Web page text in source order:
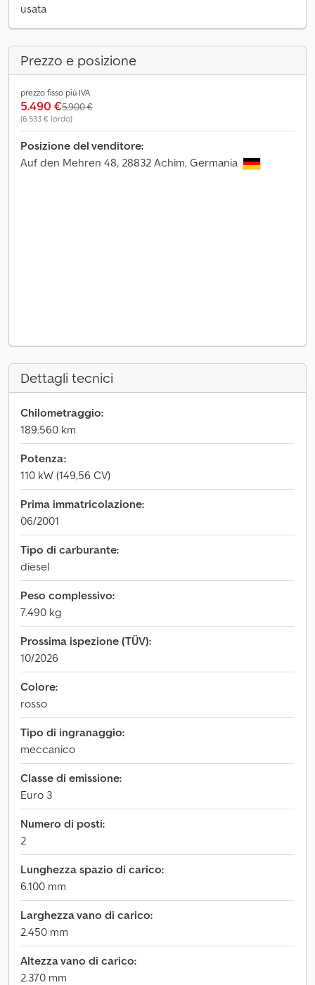
usata
Prezzo e posizione
prezzo fisso più IVA
5.490 €5.900 €
(6.533 € lordo)
Posizione del venditore:
Auf den Mehren 48, 28832 Achim, Germania
Dettagli tecnici
Chilometraggio:
189.560 km
Potenza:
110 kW (149,56 CV)
Prima immatricolazione:
06/2001
Tipo di carburante:
diesel
Peso complessivo:
7.490 kg
Prossima ispezione (TÜV):
10/2026
Colore:
rosso
Tipo di ingranaggio:
meccanico
Classe di emissione:
Euro 3
Numero di posti:
2
Lunghezza spazio di carico:
6.100 mm
Larghezza vano di carico:
2.450 mm
Altezza vano di carico:
2.370 mm